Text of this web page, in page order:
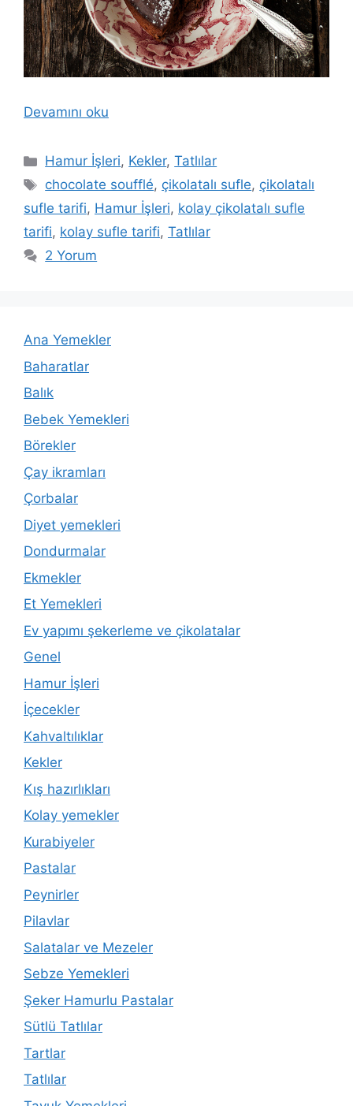
Devamını oku
Kategoriler
Hamur İşleri, Kekler,Tatlılar
Etiketler
chocolate soufflé, çikolatalı sufle, çikolatalı
sufle tarifi, Hamur İşleri, kolay çikolatalı sufle
tarifi, kolay sufle tarifi, Tatlılar
2 Yorum
Ana Yemekler
Baharatlar
Balık
Bebek Yemekleri
Börekler
Çay ikramları
Çorbalar
Diyet yemekleri
Dondurmalar
Ekmekler
Et Yemekleri
Ev yapımı şekerleme ve çikolatalar
Genel
Hamur İşleri
İçecekler
Kahvaltılıklar
Kekler
Kış hazırlıkları
Kolay yemekler
Kurabiyeler
Pastalar
Peynirler
Pilavlar
Salatalar ve Mezeler
Sebze Yemekleri
Şeker Hamurlu Pastalar
Sütlü Tatlılar
Tartlar
Tatlılar